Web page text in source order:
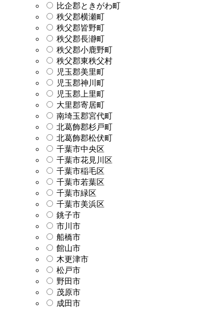
比企郡ときがわ町
秩父郡横瀬町
秩父郡皆野町
秩父郡長瀞町
秩父郡小鹿野町
秩父郡東秩父村
児玉郡美里町
児玉郡神川町
児玉郡上里町
大里郡寄居町
南埼玉郡宮代町
北葛飾郡杉戸町
北葛飾郡松伏町
千葉市中央区
千葉市花見川区
千葉市稲毛区
千葉市若葉区
千葉市緑区
千葉市美浜区
銚子市
市川市
船橋市
館山市
木更津市
松戸市
野田市
茂原市
成田市